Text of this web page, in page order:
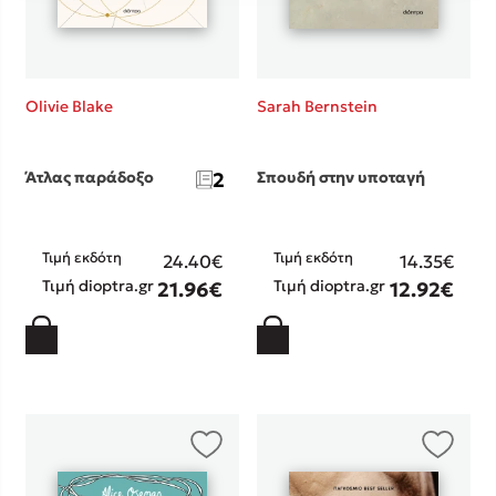
Olivie Blake
Άτλας παράδοξο 2
Τιμή εκδότη 24.40€
Τιμή dioptra.gr21.96€
Sarah Bernstein
Σπουδή στην υποταγή
Τιμή εκδότη 14.35€
Τιμή dioptra.gr 12.92€